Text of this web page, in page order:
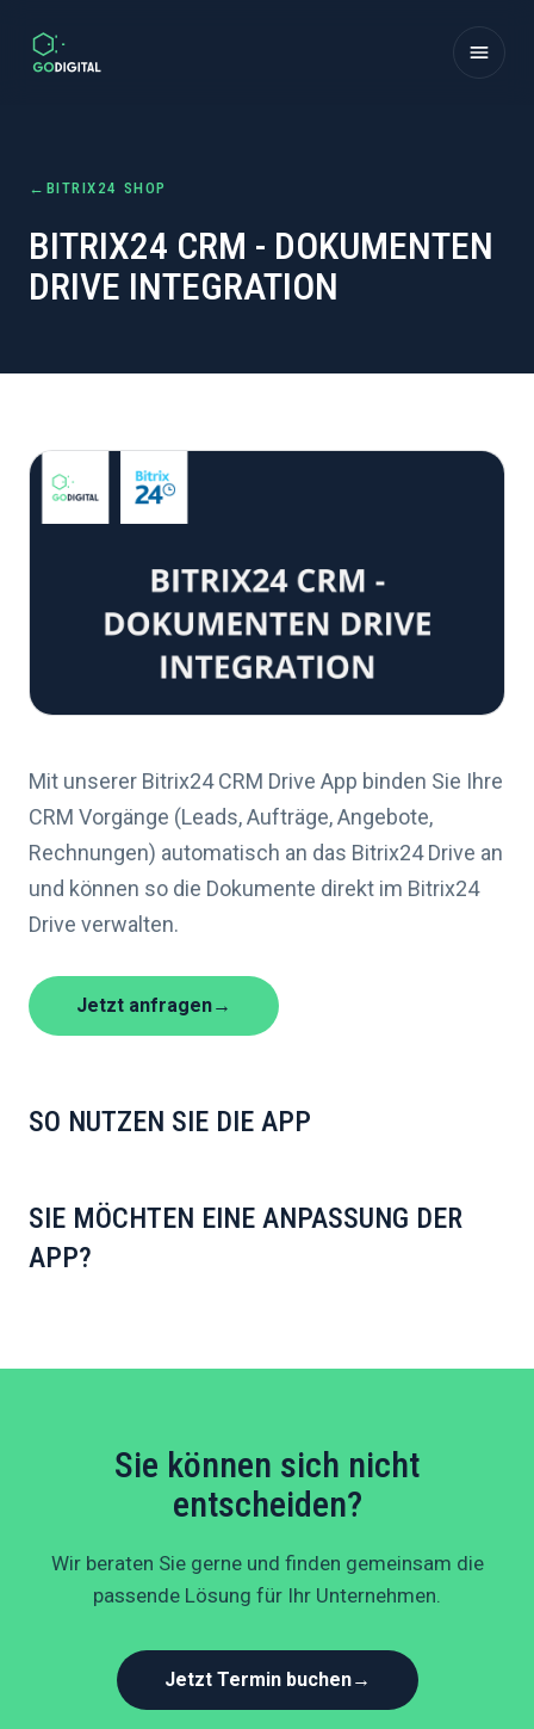
← BITRIX24 SHOP
BITRIX24 CRM - DOKUMENTEN
DRIVE INTEGRATION
Mit unserer Bitrix24 CRM Drive App binden Sie Ihre
CRM Vorgänge (Leads, Aufträge, Angebote,
Rechnungen) automatisch an das Bitrix24 Drive an
und können so die Dokumente direkt im Bitrix24
Drive verwalten.
Jetzt anfragen→
SO NUTZEN SIE DIE APP
SIE MÖCHTEN EINE ANPASSUNG DER
APP?
Sie können sich nicht
entscheiden?
Wir beraten Sie gerne und finden gemeinsam die
passende Lösung für Ihr Unternehmen.
Jetzt Termin buchen→